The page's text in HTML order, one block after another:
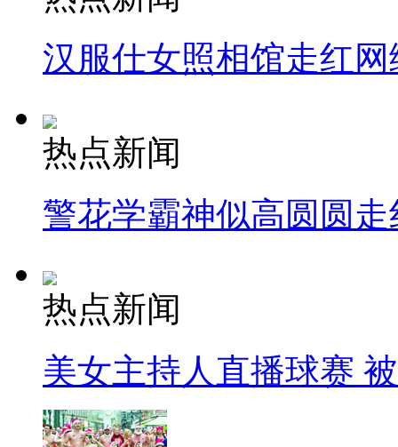
汉服仕女照相馆走红网
热点新闻
警花学霸神似高圆圆走
热点新闻
美女主持人直播球赛